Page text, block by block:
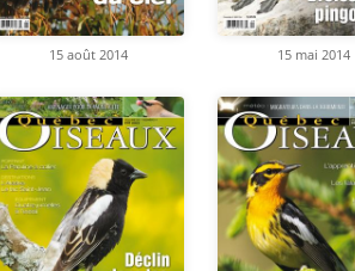
15 août 2014 15 mai 2014